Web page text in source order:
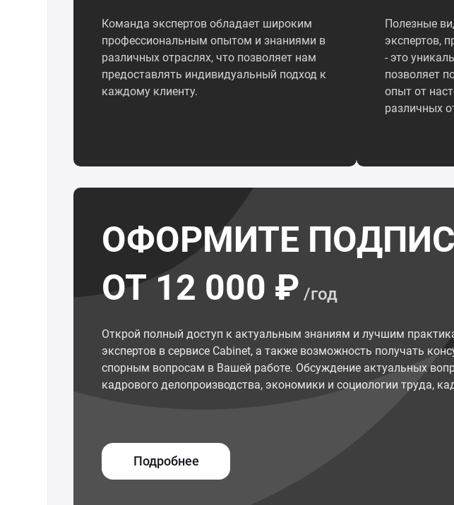
Команда экспертов обладает широким
профессиональным опытом и знаниями в
различных отраслях, что позволяет нам
предоставлять индивидуальный подход к
каждому клиенту.
Полезные
экспертов,
- это
позволяет
опыт от
различных
ОФОРМИТЕ
ОТ 12 000 ₽ /год
Открой полный доступ к актуальным знаниям и лучшим
экспертов в сервисе Cabinet, а также возможность получать
спорным вопросам в Вашей работе. Обсуждение актуальных
кадрового делопроизводства, экономики и социологии труда,
Подробнее